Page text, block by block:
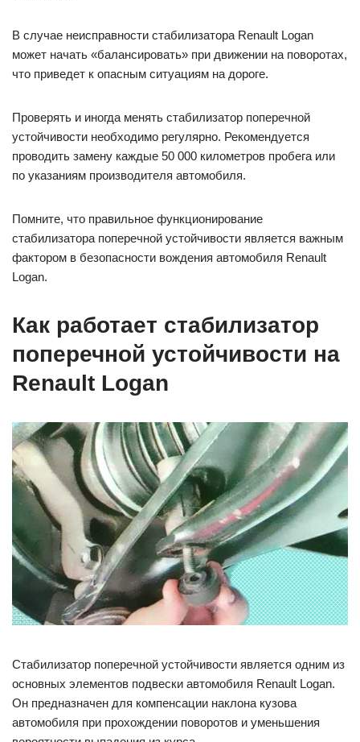
В случае неисправности стабилизатора Renault Logan
может начать «балансировать» при движении на поворотах,
что приведет к опасным ситуациям на дороге.
Проверять и иногда менять стабилизатор поперечной
устойчивости необходимо регулярно. Рекомендуется
проводить замену каждые 50 000 километров пробега или
по указаниям производителя автомобиля.
Помните, что правильное функционирование
стабилизатора поперечной устойчивости является важным
фактором в безопасности вождения автомобиля Renault
Logan.
Как работает стабилизатор
поперечной устойчивости на
Renault Logan
Стабилизатор поперечной устойчивости является одним из
основных элементов подвески автомобиля Renault Logan.
Он предназначен для компенсации наклона кузова
автомобиля при прохождении поворотов и уменьшения